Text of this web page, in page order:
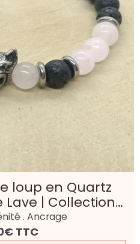
loup en Quartz
Lave | Collection
. Ancrage
TTC